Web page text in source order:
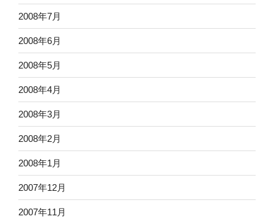
2008年7月
2008年6月
2008年5月
2008年4月
2008年3月
2008年2月
2008年1月
2007年12月
2007年11月